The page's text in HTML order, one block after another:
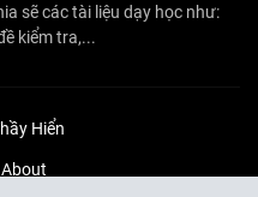
sẽ các tài liệu dạy học như:
kiểm tra,...
Hiển
About